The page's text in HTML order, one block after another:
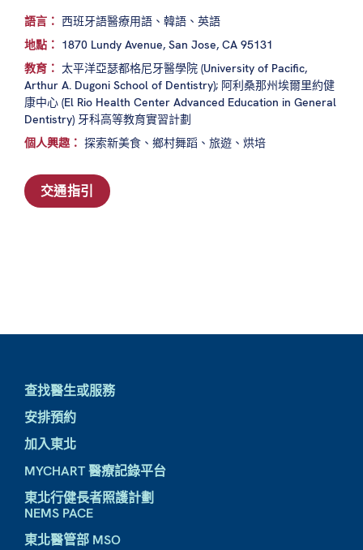
語言： 西班牙語醫療用語、韓語、英語
地點： 1870 Lundy Avenue, San Jose, CA 95131
教育： 太平洋亞瑟都格尼牙醫學院 (University of Pacific,
Arthur A. Dugoni School of Dentistry); 阿利桑那州埃爾里約健
康中心 (El Rio Health Center Advanced Education in General
Dentistry) 牙科高等教育實習計劃
個人興趣： 探索新美食、鄉村舞蹈、旅遊、烘培
交通指引
查找醫生或服務
安排預約
加入東北
MYCHART 醫療記錄平台
東北行健長者照護計劃
NEMS PACE
東北醫管部 MSO